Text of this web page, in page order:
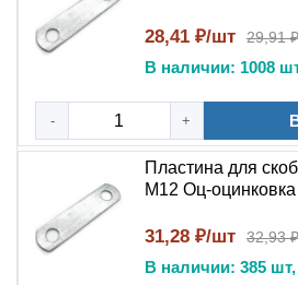
28,41 ₽/шт 29,91 ₽
В наличии: 1008
- +
Пластина для
М12 Оц-оцинковка
31,28 ₽/шт 32,93 ₽
В наличии: 385